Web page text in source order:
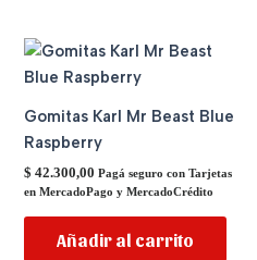
Gomitas Karl Mr Beast Blue
Raspberry
$ 42.300,00 Pagá seguro con Tarjetas
en MercadoPago y MercadoCrédito
Añadir al carrito